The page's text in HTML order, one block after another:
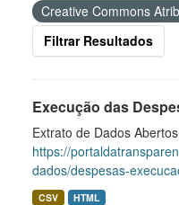
Creative Commons
Filtrar Resultados
Execução das
Extrato de Dados
https://
dados/despesas-
CSV HTML